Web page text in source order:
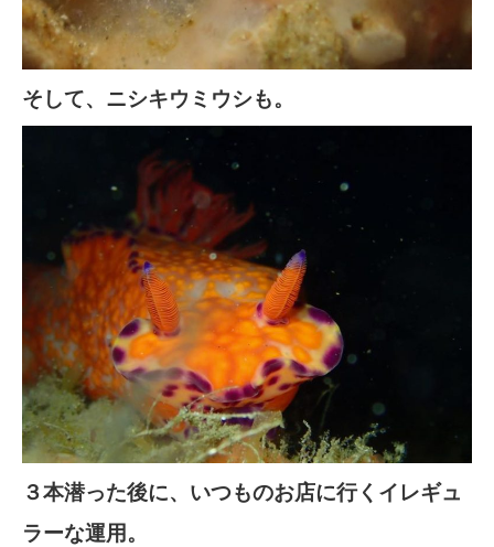
そして、ニシキウミウシも。
３本潜った後に、いつものお店に行くイレギュ
ラーな運用。